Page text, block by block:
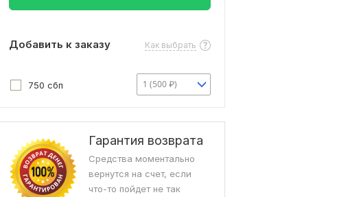
Добавить к заказу Как выбрать
750 сбп 1 (500 ₽)
Гарантия возврата
Средства моментально
вернутся на счет, если
что-то пойдет не так